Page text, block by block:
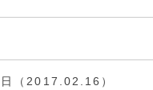
（2017.02.16）